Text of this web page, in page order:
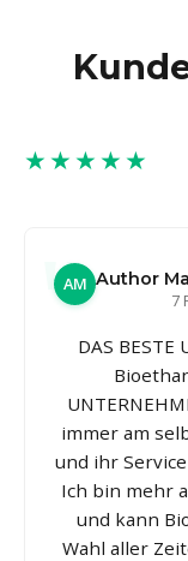
★★★★★
AM Author
7
DAS BESTE
immer am
und ihr
Ich bin mehr
und kann
Wahl aller